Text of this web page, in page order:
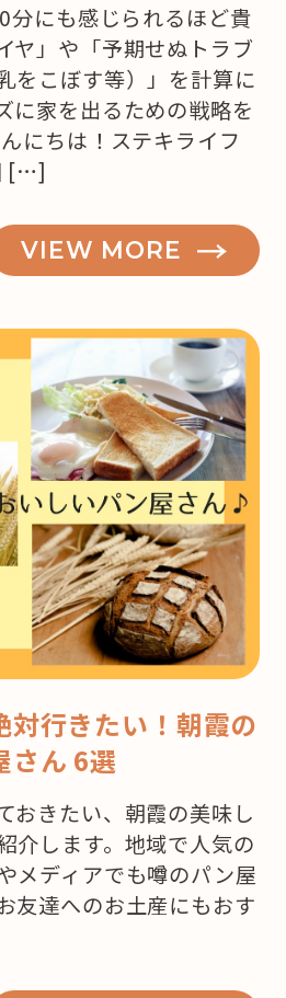
分にも感じられるほど貴
ヤ」や「予期せぬトラブ
をこぼす等）」を計算に
に家を出るための戦略を
にちは！ステキライフ
[…]
VIEW MORE
対行きたい！朝霞の
さん 6選
おきたい、朝霞の美味し
介します。地域で人気の
メディアでも噂のパン屋
友達へのお土産にもおす